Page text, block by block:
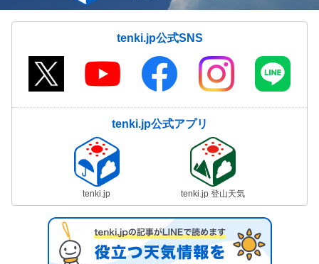
tenki.jp公式SNS
tenki.jp公式アプリ
tenki.jp tenki.jp 登山天気